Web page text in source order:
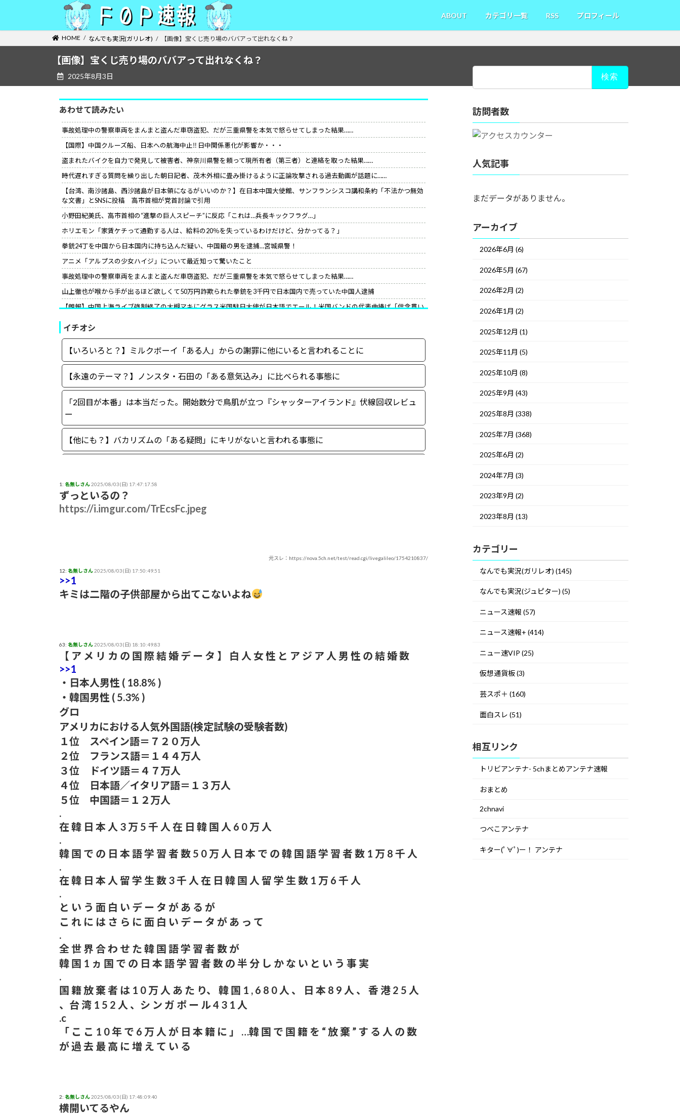
テ
ゲ
ABOUT カテゴリ一覧 RSS プロフィール
HOME なんでも実況(ガリレオ) 【画像】宝くじ売り場のババアって出れなくね？
【画像】宝くじ売り場のババアって出れなくね？
2025年8月3日
あわせて読みたい
事故処理中の警察車両をまんまと盗んだ車窃盗犯、だが三重県警を本気で怒らせてしまった結果……
【国際】中国クルーズ船、日本への航海中止‼ 日中関係悪化が影響か・・・
盗まれたバイクを自力で発見して被害者、神奈川県警を頼って現所有者（第三者）と連絡を取った結果……
時代遅れすぎる質問を繰り出した朝日記者、茂木外相に畳み掛けるように正論攻撃される過去動画が話題に……
【台湾、南沙諸島、西沙諸島が日本領になるがいいのか？】在日本中国大使館、サンフランシスコ講和条約「不法かつ無効
な文書」とSNSに投稿 高市首相が党首討論で引用
小野田紀美氏、高市首相の“進撃の巨人スピーチ”に反応「これは…兵長キックフラグ…」
ホリエモン「家賃ケチって通勤する人は、給料の20％を失っているわけだけど、分かってる？」
拳銃24丁を中国から日本国内に持ち込んだ疑い、中国籍の男を逮捕…宮城県警！
アニメ「アルプスの少女ハイジ」について最近知って驚いたこと
事故処理中の警察車両をまんまと盗んだ車窃盗犯、だが三重県警を本気で怒らせてしまった結果……
山上徹也が喉から手が出るほど欲しくて50万円詐欺られた拳銃を3千円で日本国内で売っていた中国人逮捕
【朗報】中国上海ライブ強制終了の大槻マキにグラス米国駐日大使が日本語でエール！米国バンドの代表曲捧げ「信念貫い
【世紀の性犯罪】故・ジャニー喜多川氏による性被害への最終的な結末
小野田紀美氏、高市首相の“進撃の巨人スピーチ”に反応「これは…兵長キックフラグ…」
サイコパスってほとんどは社会的に成功している人間なんだがな。
イチオシ
【いろいろと？】ミルクボーイ「ある人」からの謝罪に他にいると言われることに
【永遠のテーマ？】ノンスタ・石田の「ある意気込み」に比べられる事態に
「2回目が本番」は本当だった。開始数分で鳥肌が立つ『シャッターアイランド』伏線回収レビュ
ー
【他にも？】バカリズムの「ある疑問」にキリがないと言われる事態に
【生存確認】Juice=Juice段原瑠々さん、梁川奈々美さんとデート
『盛れ！ミ・アモーレ』日本武道館ライブ映像がたった公開8日で100万再生突破ｗｗ
小髙茉緒アナ 巨乳を乗せる！！【GIF動画あり】
アンジュルムは川名平山後藤色のサイリウムばっかりだなｗ
【画像】風俗でこのレベルのキツネ系女子が出てきたらどうする？
赤木野々花アナ おはよう日本【GIF動画あり】
あいみょん「私が乳出してるみたいな…きもすぎ」ネット上で出回るAI画像に苦言
【感謝】イコラブ人気メンバー・齋藤樹愛羅さんが『盛れ！ミ・アモーレ』を踊ってくださる
【ファッション】「同級生に笑われたことも」現役女子大生が「全身レギンス姿」で大学に通う理
由
【騒然】中西香菜さんの夫・福永活也さん「妻が出ていってしまいました」⇒真相発覚
「使いたい人だけにすればいい」★3
【結論】やっぱロリ巨乳キャラが1番抜ける
【いろいろと？】ミルクボーイ「ある人」からの謝罪に他にいると言われることに
【苦言】あいみょん、「私が乳出してるみたいな画像…AIやで、きもすぎ」一力両断
1: 名無しさん2025/08/03(日) 17:47:17.58
ずっといるの？
https://i.imgur.com/TrEcsFc.jpeg
元スレ：https://nova.5ch.net/test/read.cgi/livegalileo/1754210837/
12: 名無しさん2025/08/03(日) 17:50:49.51
>>1
キミは二階の子供部屋から出てこないよね
63: 名無しさん2025/08/03(日) 18:10:49.83
【 ア メ リ カ の 国 際 結 婚 デ ー タ 】 白 人 女 性 と ア ジ ア 人 男 性 の 結 婚 数
>>1
・日本人男性 ( 18.8% )
・韓国男性 ( 5.3% )
グロ
アメリカにおける人気外国語(検定試験の受験者数)
１位 スペイン語＝７２０万人
２位 フランス語＝１４４万人
３位 ドイツ語＝４７万人
４位 日本語／イタリア語＝１３万人
５位 中国語＝１２万人
.
在 韓 日 本 人 3 万 5 千 人 在 日 韓 国 人 6 0 万 人
.
韓 国 で の 日 本 語 学 習 者 数 5 0 万 人 日 本 で の 韓 国 語 学 習 者 数 1 万 8 千 人
.
在 韓 日 本 人 留 学 生 数 3 千 人 在 日 韓 国 人 留 学 生 数 1 万 6 千 人
.
と い う 面 白 い デ ー タ が あ る が
こ れ に は さ ら に 面 白 い デ ー タ が あ っ て
.
全 世 界 合 わ せ た 韓 国 語 学 習 者 数 が
韓 国 1 ヵ 国 で の 日 本 語 学 習 者 数 の 半 分 し か な い と い う 事 実
.
国 籍 放 棄 者 は 1 0 万 人 あ た り、 韓 国 1 , 6 8 0 人 、 日 本 8 9 人 、 香 港 2 5 人
、台 湾 1 5 2 人 、シ ン ガ ポ ー ル 4 3 1 人
.c
「 こ こ 1 0 年 で 6 万 人 が 日 本 籍 に 」 …韓 国 で 国 籍 を “ 放 棄 ” す る 人 の 数
が 過 去 最 高 に 増 え て い る
2: 名無しさん2025/08/03(日) 17:48:09.40
横開いてるやん
索:
訪問者数
人気記事
まだデータがありません。
アーカイブ
2026年6月 (6)
2026年5月 (67)
2026年2月 (2)
2026年1月 (2)
2025年12月 (1)
2025年11月 (5)
2025年10月 (8)
2025年9月 (43)
2025年8月 (338)
2025年7月 (368)
2025年6月 (2)
2024年7月 (3)
2023年9月 (2)
2023年8月 (13)
カテゴリー
なんでも実況(ガリレオ) (145)
なんでも実況(ジュピター) (5)
ニュース速報 (57)
ニュース速報+ (414)
ニュー速VIP (25)
仮想通貨板 (3)
芸スポ＋ (160)
面白スレ (51)
相互リンク
トリビアンテナ- 5chまとめアンテナ速報
おまとめ
2chnavi
つべこアンテナ
キター(ﾟ∀ﾟ)ー！ アンテナ